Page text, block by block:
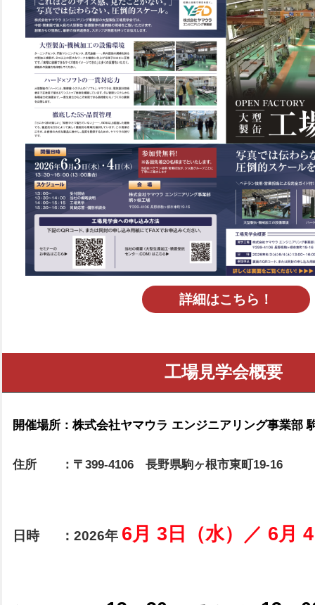
詳細はこちら！
工場見学会概要
開催場所：株式会社ヤマウラ エンジニアリング事業部
住所 ：〒399-4106 長野県駒ヶ根市東町19-16
日時 ：2026年 6月 3 日（水）／ 6月